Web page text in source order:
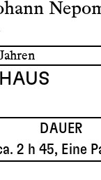
DAUER
2 h 45, Eine